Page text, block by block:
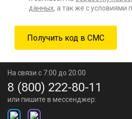
данных, а так же с условиями
На связи с 7:00 до 20:00
8 (800) 222-80-11
или пишите в мессенджер: